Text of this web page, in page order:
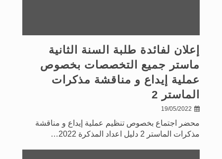
إعلان لفائدة طلبة السنة الثانية
ماستر جميع التخصصات بخصوص
عملية إيداع و مناقشة مذكرات
الماستر 2
19/05/2022
محضر اجتماع بخصوص تنظيم عملية إيداع و مناقشة
مذكرات الماستر 2 دليل اعداد المذكرة 2022…